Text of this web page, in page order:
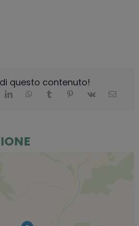
questo contenuto!